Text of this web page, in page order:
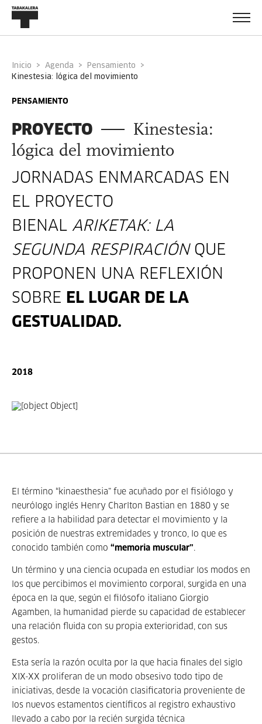
Inicio Agenda
Pensamiento
kinestesia: lógica del movimiento
PENSAMIENTO
PROYECTO
Kinestesia:
lógica del movimiento
JORNADAS ENMARCADAS EN
EL PROYECTO
BIENAL ARIKETAK: LA
SEGUNDA RESPIRACIÓNQUE
PROPONEN UNA REFLEXIÓN
SOBRE EL LUGAR DE LA
GESTUALIDAD.
2018
El término “kinaesthesia” fue acuñado por el fisiólogo y
neurólogo inglés Henry Charlton Bastian en 1880 y se
refiere a la habilidad para detectar el movimiento y la
posición de nuestras extremidades y tronco, lo que es
conocido también como “memoria muscular”.
Un término y una ciencia ocupada en estudiar los modos en
los que percibimos el movimiento corporal, surgida en una
época en la que, según el filósofo italiano Giorgio
Agamben, la humanidad pierde su capacidad de establecer
una relación fluida con su propia exterioridad, con sus
gestos.
Esta sería la razón oculta por la que hacia finales del siglo
XIX-XX proliferan de un modo obsesivo todo tipo de
iniciativas, desde la vocación clasificatoria proveniente de
los nuevos estamentos científicos al registro exhaustivo
llevado a cabo por la recién surgida técnica